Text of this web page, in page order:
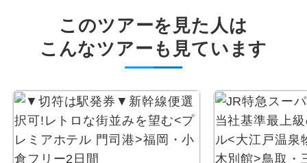
このツアーを見た人は
こんなツアーも見ています